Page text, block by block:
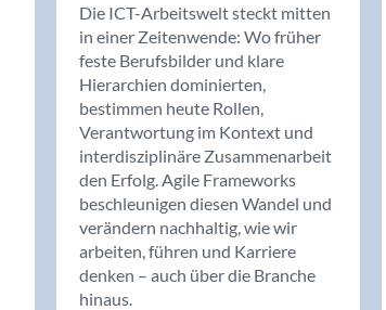
Benken (SG)
Bergdietikon
Bern - Liebefeld
Die ICT-Arbeitswelt steckt mitten
in einer Zeitenwende: Wo früher
feste Berufsbilder und klare
Hierarchien dominierten,
bestimmen heute Rollen,
Verantwortung im Kontext und
interdisziplinäre Zusammenarbeit
den Erfolg. Agile Frameworks
beschleunigen diesen Wandel und
verändern nachhaltig, wie wir
arbeiten, führen und Karriere
denken – auch über die Branche
hinaus.